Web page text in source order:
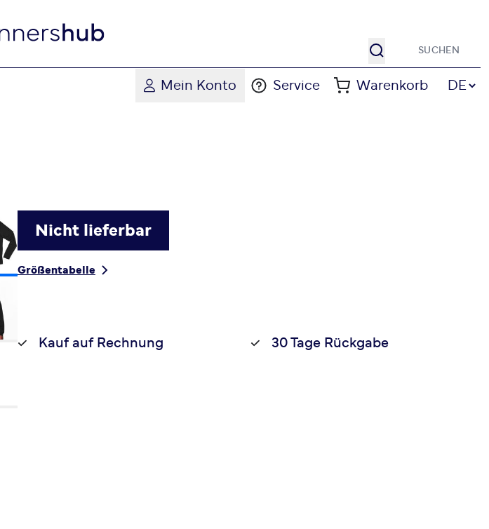
Suche
Mein Konto Service Warenkorb Sprache
DE
Nicht lieferbar
Größentabelle
Kauf auf Rechnung 30 Tage Rückgabe